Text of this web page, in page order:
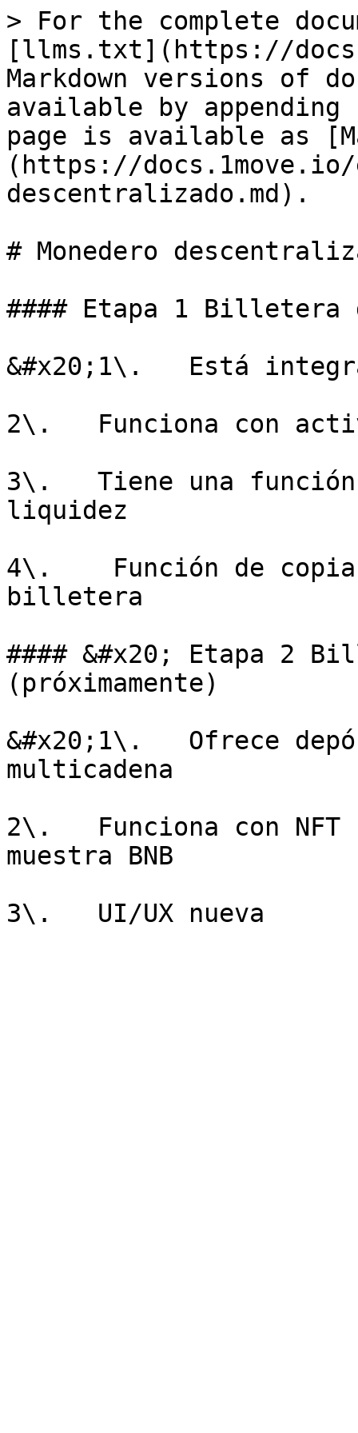
> For the complete
[llms.txt](https://
Markdown versions of
available by
page is available as
(https://docs.1move.io/
descentralizado.md).
# Monedero
#### Etapa 1 Billetera
&#x20;1\.   Está
2\.   Funciona con
3\.   Tiene una función
liquidez
4\.    Función de
billetera
#### &#x20; Etapa 2
(próximamente)
&#x20;1\.   Ofrece
multicadena
2\.   Funciona con
muestra BNB